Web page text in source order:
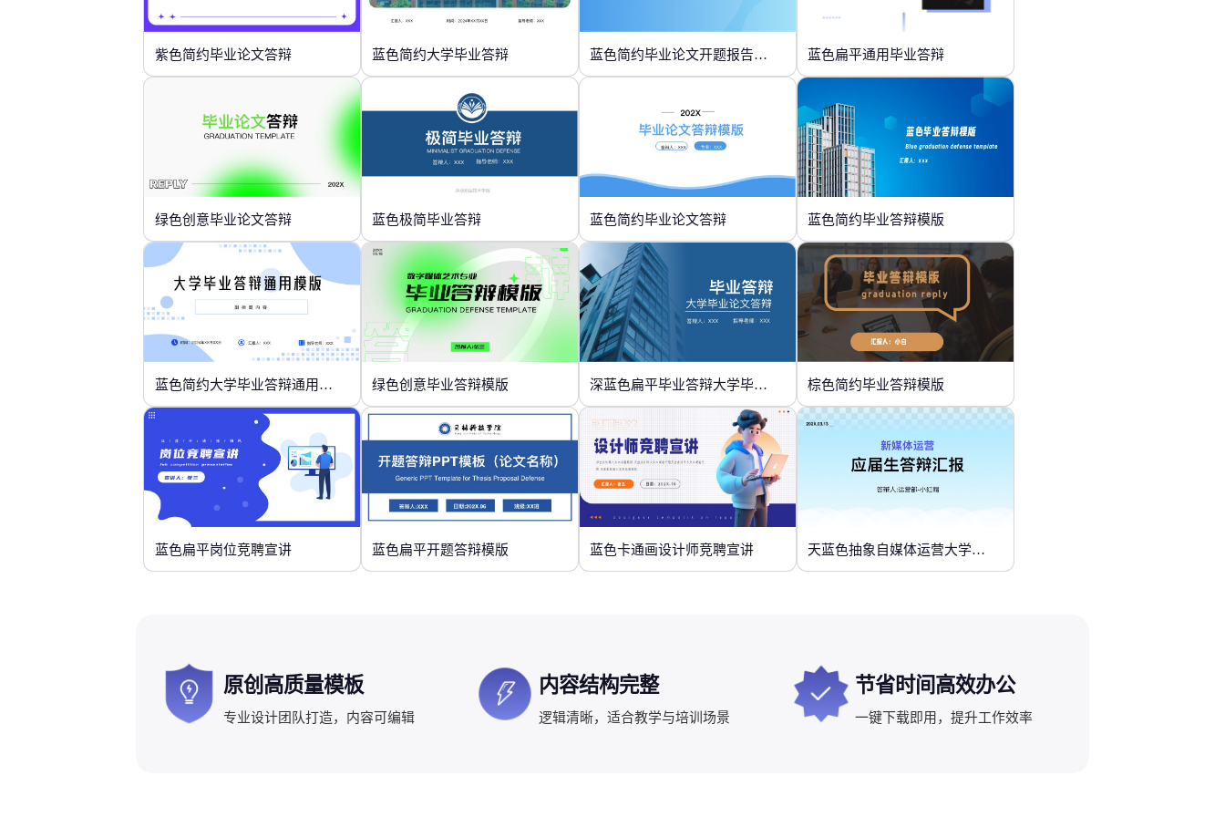
紫色简约毕业论文答辩 蓝色简约大学毕业答辩 蓝色简约毕业论文开题报告答辩 蓝色扁平通用毕业答辩
绿色创意毕业论文答辩 蓝色极简毕业答辩 蓝色简约毕业论文答辩 蓝色简约毕业答辩模版
蓝色简约大学毕业答辩通用模版 绿色创意毕业答辩模版 深蓝色扁平毕业答辩大学毕业论文 棕色简约毕业答辩模版
蓝色扁平岗位竞聘宣讲 蓝色扁平开题答辩模版 蓝色卡通画设计师竞聘宣讲 天蓝色抽象自媒体运营大学生答辩
原创高质量模板
专业设计团队打造，内容可编辑
内容结构完整
逻辑清晰，适合教学与培训场景
节省时间高效办公
一键下载即用，提升工作效率